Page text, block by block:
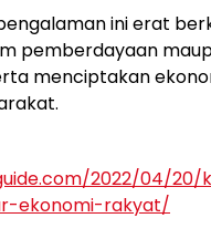
ini erat
pemberdayaan
menciptakan
2022/04/20/
ekonomi-rakyat/